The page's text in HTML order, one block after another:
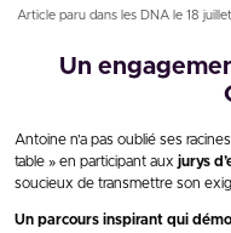
Article paru dans les DNA le 18
Un
Antoine n’a pas oublié ses
table » en participant aux jurys
soucieux de transmettre son
Un parcours inspirant qui